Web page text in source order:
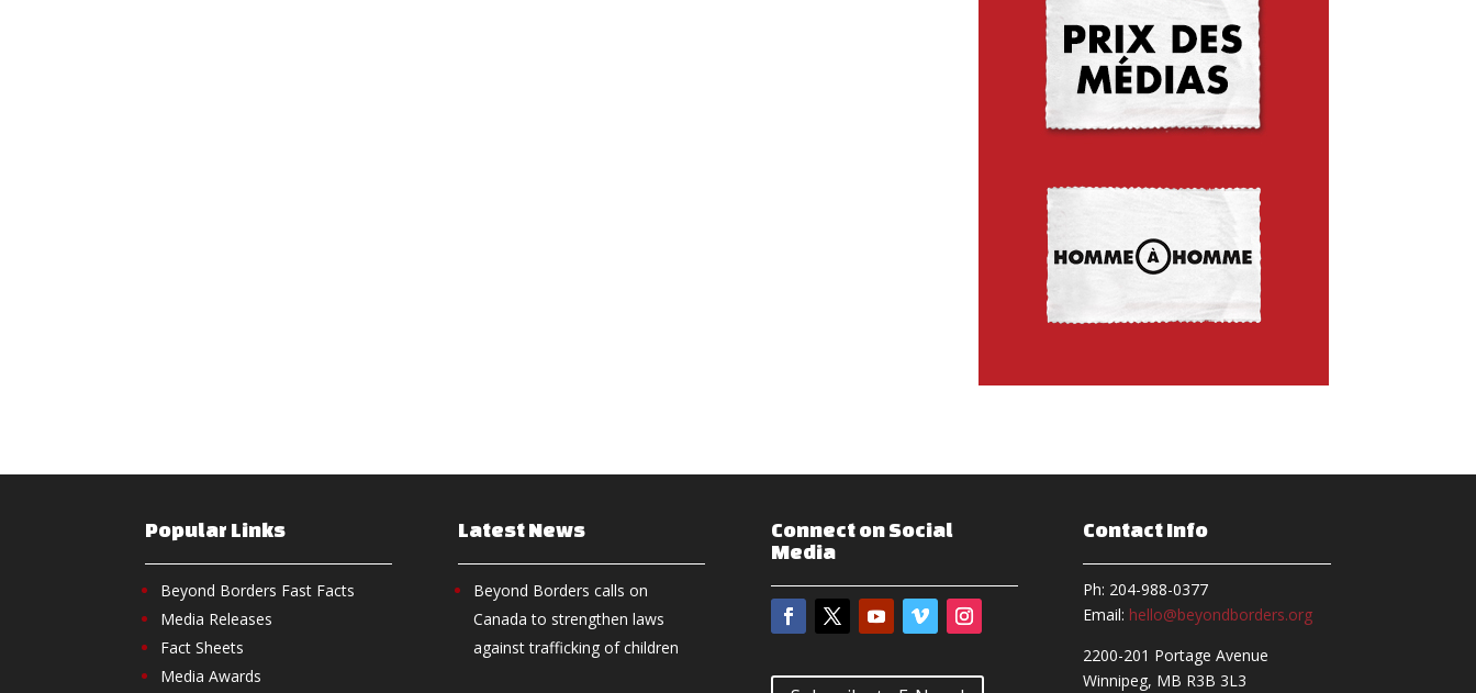
Popular Links
Beyond Borders Fast Facts
Media Releases
Fact Sheets
Media Awards
Latest News
Beyond Borders calls on
Canada to strengthen laws
against trafficking of children
Connect on Social
Media
Contact Info
Ph: 204-988-0377
Email: hello@beyondborders.org
2200-201 Portage Avenue
Winnipeg, MB R3B 3L3